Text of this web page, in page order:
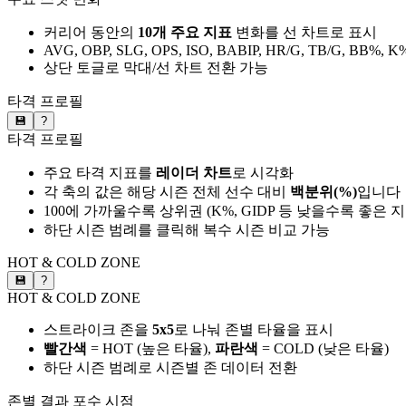
커리어 동안의 10개 주요 지표 변화를 선 차트로 표시
AVG, OBP, SLG, OPS, ISO, BABIP, HR/G, TB/G, BB%,
상단 토글로 막대/선 차트 전환 가능
타격 프로필
💾 ?
타격 프로필
주요 타격 지표를 레이더 차트로 시각화
각 축의 값은 해당 시즌 전체 선수 대비 백분위(%)입니다
100에 가까울수록 상위권 (K%, GIDP 등 낮을수록 좋은
하단 시즌 범례를 클릭해 복수 시즌 비교 가능
HOT & COLD ZONE
💾 ?
HOT & COLD ZONE
스트라이크 존을 5x5로 나눠 존별 타율을 표시
빨간색 = HOT (높은 타율), 파란색 = COLD (낮은 타율)
하단 시즌 범례로 시즌별 존 데이터 전환
존별 결과 포수 시점